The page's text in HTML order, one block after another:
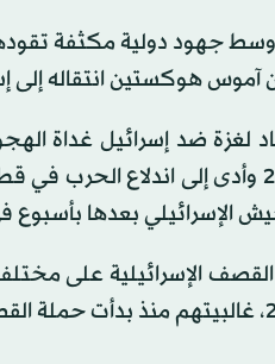
جهود دولية مكثفة
آموس هوكستين انتقاله
الإسرائيلي بعدها بأسبوع